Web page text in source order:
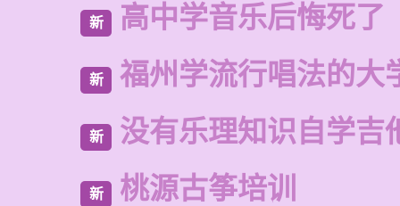
新 高中学音乐后悔死了
新 福州学流行唱法的大
新 没有乐理知识自学吉
新 桃源古筝培训